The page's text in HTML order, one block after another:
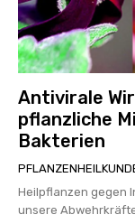
Antivirale
pflanzliche
Bakterien
Heilpflanzen gegen
unsere